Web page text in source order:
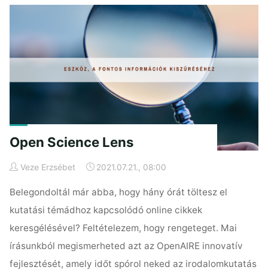
Open Science Lens
Veze Erzsébet 2021.07.21., 08:00
Belegondoltál már abba, hogy hány órát töltesz el
kutatási témádhoz kapcsolódó online cikkek
keresgélésével? Feltételezem, hogy rengeteget. Mai
írásunkból megismerheted azt az OpenAIRE innovatív
fejlesztését, amely időt spórol neked az irodalomkutatás